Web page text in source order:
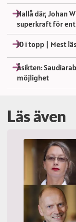
Hallå där, Johan
superkraft för
10 i topp | Mest
Åsikten:
möjlighet
Läs även